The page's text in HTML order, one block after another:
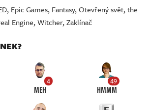
, Epic Games, Fantasy,Otevřený svět,the
Engine,Witcher,Zaklínač
4
MEH
49
HMMM